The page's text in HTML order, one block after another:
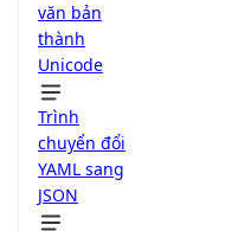
văn bản
thành
Unicode
Trình
chuyển đổi
YAML sang
JSON